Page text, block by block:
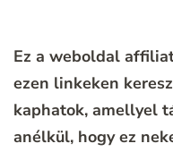
Ez a weboldal
ezen linkeken
kaphatok, amellyel
anélkül, hogy ez